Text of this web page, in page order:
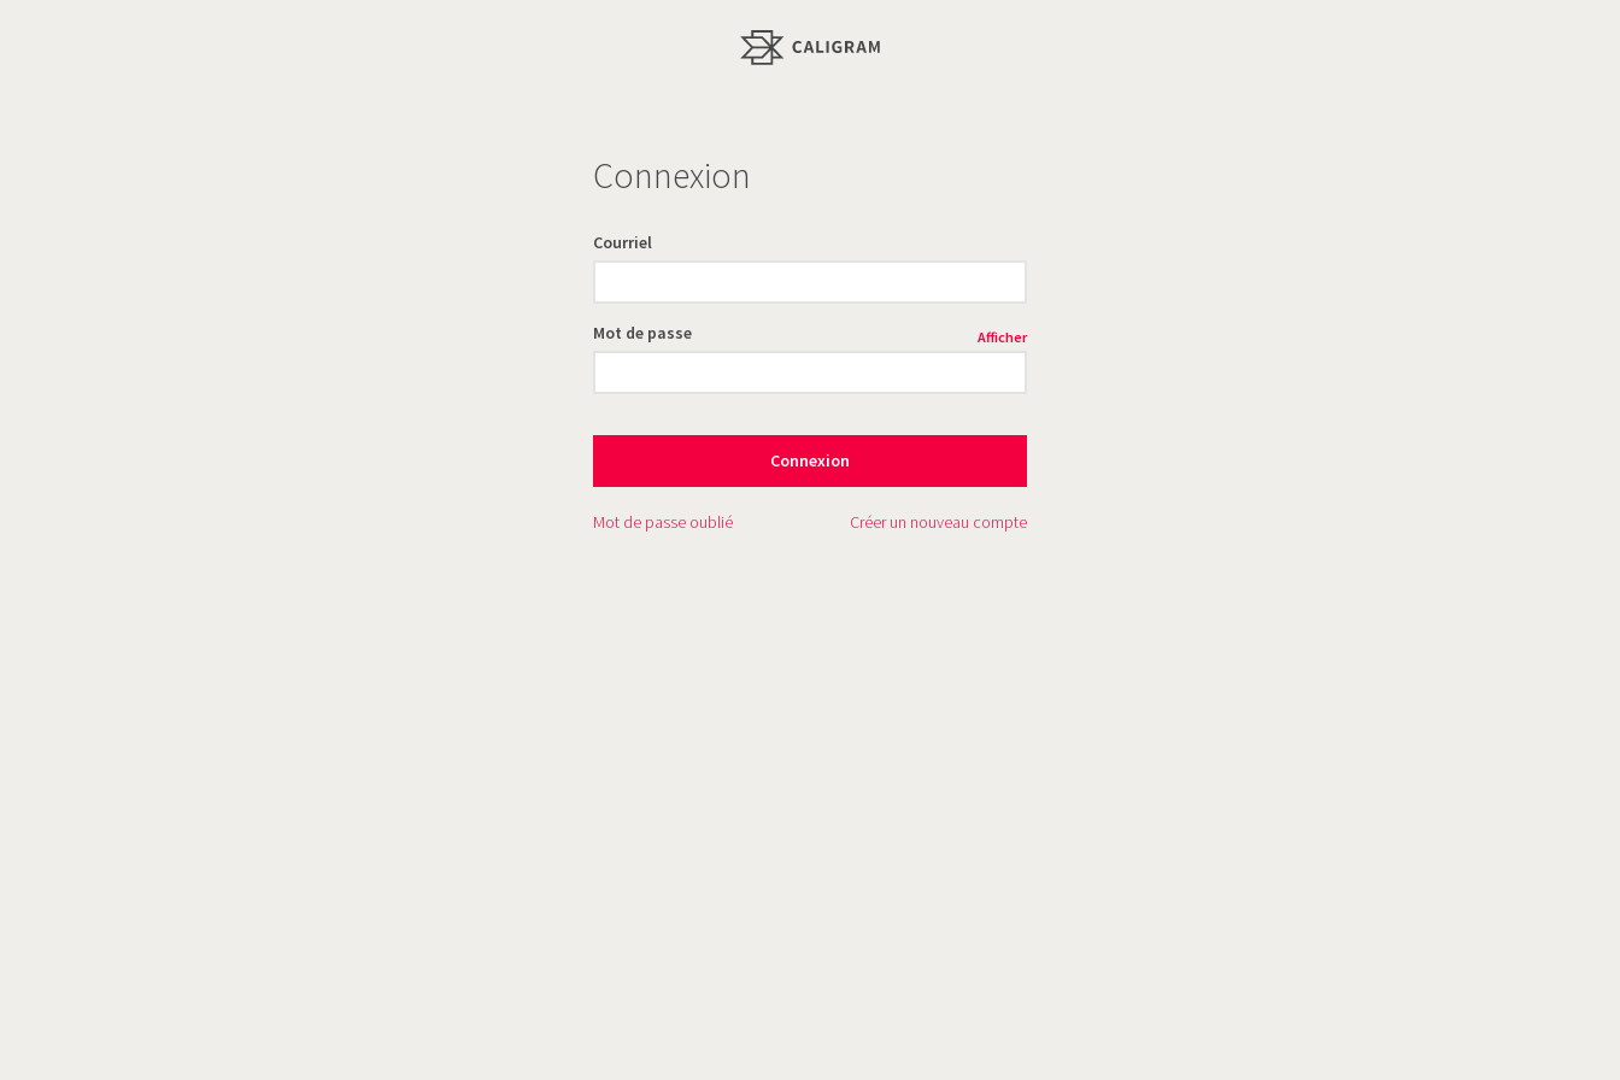
Connexion
Courriel
Mot de passe Afficher
Connexion
Mot de passe oublié Créer un nouveau compte